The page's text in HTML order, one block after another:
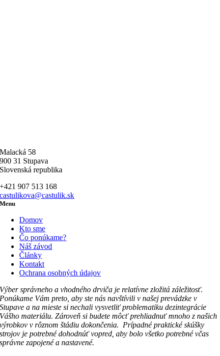
Malacká 58
900 31 Stupava
Slovenská republika
+421 907 513 168
castulikova@castulik.sk
Menu
Domov
Kto sme
Čo ponúkame?
Náš závod
Články
Kontakt
Ochrana osobných údajov
Výber správneho a vhodného drviča je relatívne zložitá záležitosť.
Ponúkame Vám preto, aby ste nás navštívili v našej prevádzke v
Stupave a na mieste si nechali vysvetliť problematiku dezintegrácie
Vášho materiálu. Zároveň si budete môcť prehliadnuť mnoho z našich
výrobkov v rôznom štádiu dokončenia. Prípadné praktické skúšky
strojov je potrebné dohodnúť vopred, aby bolo všetko potrebné včas
správne zapojené a nastavené.